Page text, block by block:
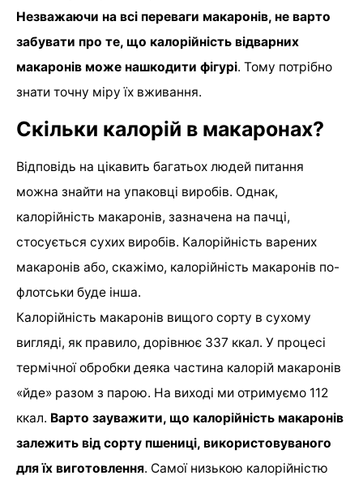
Незважаючи на всі переваги макаронів, не варто
забувати про те, що калорійність відварних
макаронів може нашкодити фігурі. Тому потрібно
знати точну міру їх вживання.
Скільки калорій в макаронах?
Відповідь на цікавить багатьох людей питання
можна знайти на упаковці виробів. Однак,
калорійність макаронів, зазначена на пачці,
стосується сухих виробів. Калорійність варених
макаронів або, скажімо, калорійність макаронів по-
флотськи буде інша.
Калорійність макаронів вищого сорту в сухому
вигляді, як правило, дорівнює 337 ккал. У процесі
термічної обробки деяка частина калорій макаронів
«йде» разом з парою. На виході ми отримуємо 112
ккал. Варто зауважити, що калорійність макаронів
залежить від сорту пшениці, використовуваного
для їх виготовлення. Самої низькою калорійністю